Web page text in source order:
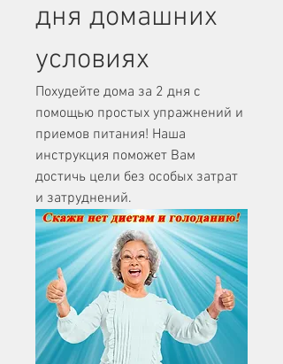
дня домашних
условиях
Похудейте дома за 2 дня с
помощью простых упражнений и
приемов питания! Наша
инструкция поможет Вам
достичь цели без особых затрат
и затруднений.